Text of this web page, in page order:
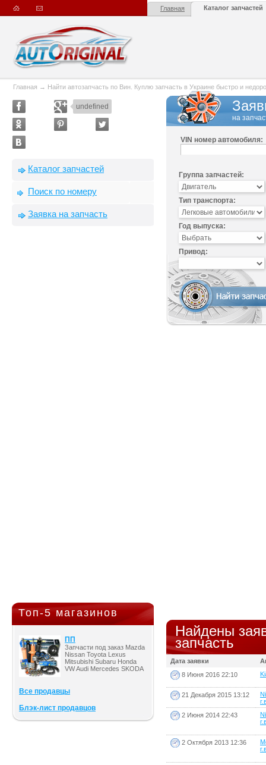
Главная Каталог запчастей
Главная → Найти автозапчасть по Вин. Куплю запчасть в Украине быстро и
undefined
Каталог запчастей
Поиск по номеру
Заявка на запчасть
Топ-5 магазинов
ПП
Запчасти под заказ Mazda
Nissan Toyota Lexus
Mitsubishi Subaru Honda
VW Audi Mercedes SKODA
Все продавцы
Блэк-лист продавцов
на
VIN номер автомобиля:
Группа запчастей:
Тип транспорта:
Год выпуска:
Привод:
Найдены
запчасть
Дата заявки
8 Июня 2016 22:10
21 Декабря 2015 13:12
2 Июня 2014 22:43
2 Октября 2013 12:36